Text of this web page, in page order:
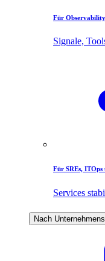
Für
Signale,
Für SREs, ITOps
Services
Nach